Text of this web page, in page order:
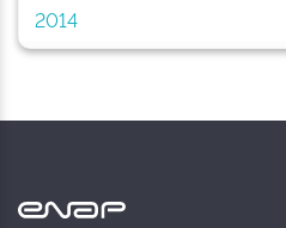
2014